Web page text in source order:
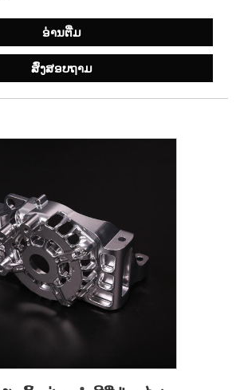
ອ່ານ​ຕື່ມ
ສົ່ງສອບຖາມ